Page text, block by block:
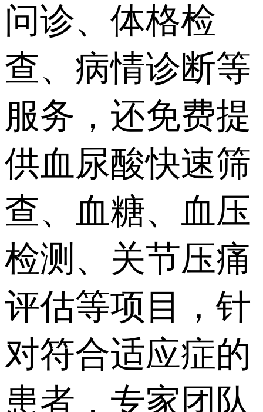
问诊、体格检
查、病情诊断等
服务，还免费提
供血尿酸快速筛
查、血糖、血压
检测、关节压痛
评估等项目，针
对符合适应症的
患者，专家团队